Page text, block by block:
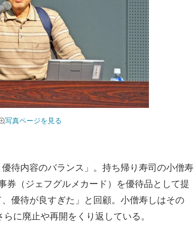
写真ページを見る
待内容のバランス」。持ち帰り寿司の小僧寿
券（ジェフグルメカード）を優待品として提
優待が良すぎた」と回顧。小僧寿しはその
に廃止や再開をくり返している。